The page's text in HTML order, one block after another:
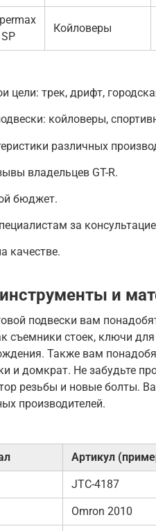
Койловеры
цели: трек, дрифт,
койловеры,
различных
владельцев GT-R.
бюджет.
за
качестве.
и
подвески вам
съемники стоек, ключи
Также вам
и домкрат. Не забудьте
резьбы и новые болты.
производителей.
Артикул
JTC-4187
Omron 2010